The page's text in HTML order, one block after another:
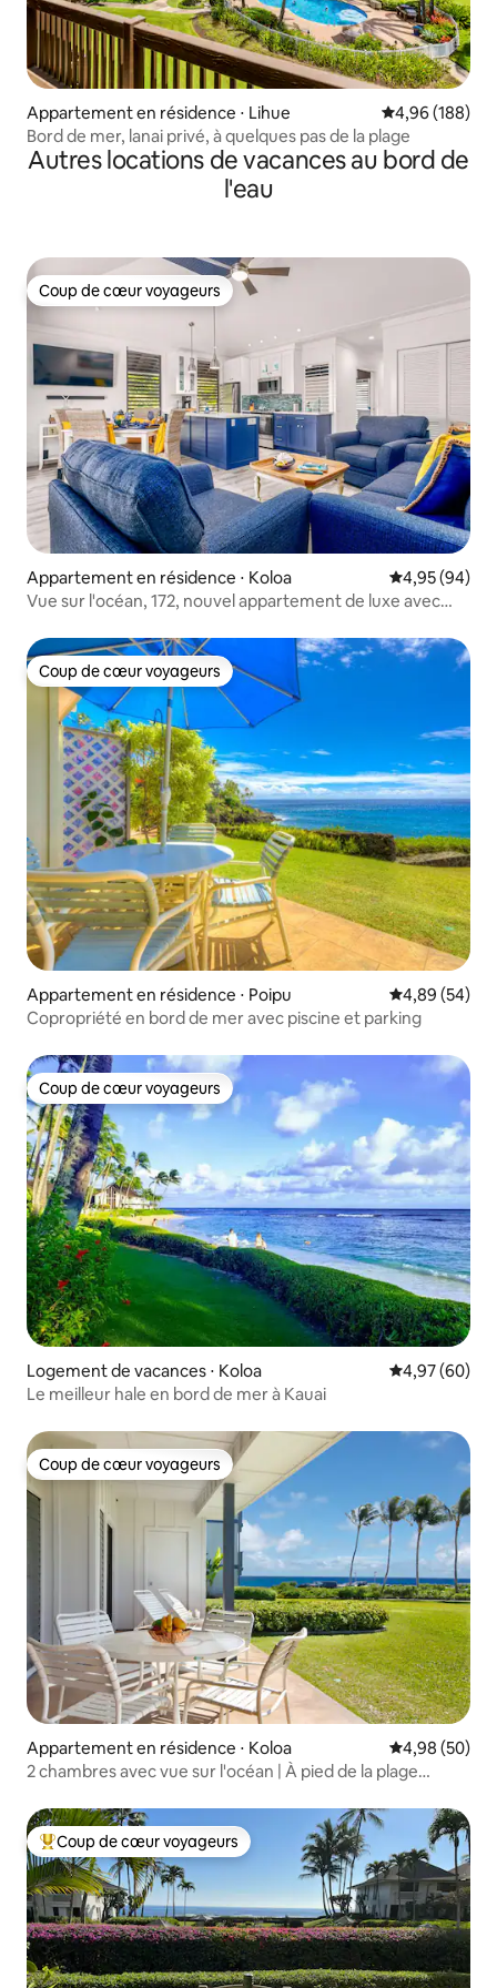
Appartement en résidence ⋅ Lihue Évaluation
4,96 (188)
Bord de mer, lanai privé, à quelques pas de la plage
Autres locations de vacances au bord de
l'eau
Coup de cœur voyageurs
Coup de cœur voyageurs
Appartement en résidence ⋅ Koloa Évaluation
4,95 (94)
Vue sur l'océan, 172, nouvel appartement de luxe avec
Coup de cœur voyageurs
Coup de cœur voyageurs
Appartement en résidence ⋅ Poipu Évaluation
4,89 (54)
Copropriété en bord de mer avec piscine et parking
Coup de cœur voyageurs
Coup de cœur voyageurs
Logement de vacances ⋅ Koloa Évaluation
4,97 (60)
Le meilleur hale en bord de mer à Kauai
Coup de cœur voyageurs
Coup de cœur voyageurs
Appartement en résidence ⋅ Koloa Évaluation
4,98 (50)
2 chambres avec vue sur l'océan | À pied de la plage
Coups de cœur voyageurs les plus appréciés
Coup de cœur voyageurs